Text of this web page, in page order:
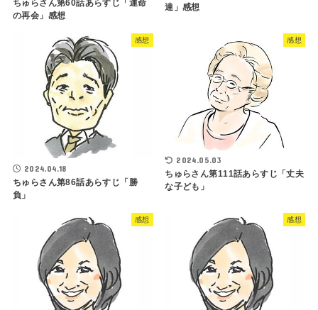
ちゅらさん第60話あらすじ「運命
の再会」感想
達」感想
感想
2024.04.18
ちゅらさん第86話あらすじ「勝
負」
感想
2024.05.03
ちゅらさん第111話あらすじ「丈夫
な子ども」
感想 感想